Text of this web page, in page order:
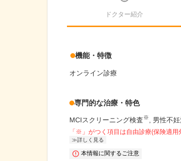
ドクター紹介
機能・特徴
オンライン診療
専門的な治療・特色
MCIスクリーニング検査※ 男性不
「※」がつく項目は自由診療(保険適
詳しく見る
本情報に関するご注意